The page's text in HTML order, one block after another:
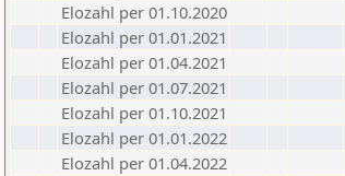
Elozahl per 01.10.2020
Elozahl per 01.01.2021
Elozahl per 01.04.2021
Elozahl per 01.07.2021
Elozahl per 01.10.2021
Elozahl per 01.01.2022
Elozahl per 01.04.2022